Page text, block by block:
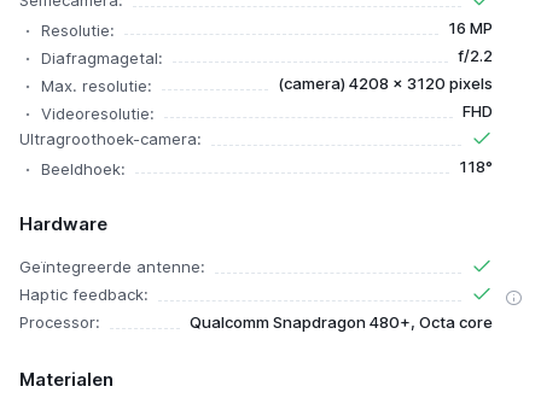
Resolutie:
16 MP
Diafragmagetal:
f/2.2
Max. resolutie:
(camera) 4208 x 3120 pixels
Videoresolutie:
FHD
Ultragroothoek-camera:
Beeldhoek:
118°
Hardware
Geïntegreerde antenne:
Haptic feedback:
Processor:
Qualcomm Snapdragon 480+, Octa core
Materialen